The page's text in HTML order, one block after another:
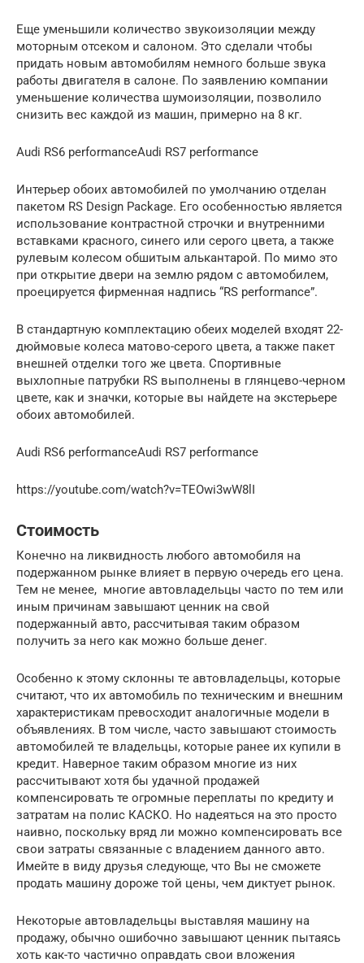
Еще уменьшили количество звукоизоляции между
моторным отсеком и салоном. Это сделали чтобы
придать новым автомобилям немного больше звука
работы двигателя в салоне. По заявлению компании
уменьшение количества шумоизоляции, позволило
снизить вес каждой из машин, примерно на 8 кг.
Audi RS6 performanceAudi RS7 performance
Интерьер обоих автомобилей по умолчанию отделан
пакетом RS Design Package. Его особенностью является
использование контрастной строчки и внутренними
вставками красного, синего или серого цвета, а также
рулевым колесом обшитым алькантарой. По мимо это
при открытие двери на землю рядом с автомобилем,
проецируется фирменная надпись “RS performance”.
В стандартную комплектацию обеих моделей входят 22-
дюймовые колеса матово-серого цвета, а также пакет
внешней отделки того же цвета. Спортивные
выхлопные патрубки RS выполнены в глянцево-черном
цвете, как и значки, которые вы найдете на экстерьере
обоих автомобилей.
Audi RS6 performanceAudi RS7 performance
https://youtube.com/watch?v=TEOwi3wW8lI
Стоимость
Конечно на ликвидность любого автомобиля на
подержанном рынке влияет в первую очередь его цена.
Тем не менее, многие автовладельцы часто по тем или
иным причинам завышают ценник на свой
подержанный авто, рассчитывая таким образом
получить за него как можно больше денег.
Особенно к этому склонны те автовладельцы, которые
считают, что их автомобиль по техническим и внешним
характеристикам превосходит аналогичные модели в
объявлениях. В том числе, часто завышают стоимость
автомобилей те владельцы, которые ранее их купили в
кредит. Наверное таким образом многие из них
рассчитывают хотя бы удачной продажей
компенсировать те огромные переплаты по кредиту и
затратам на полис КАСКО. Но надеяться на это просто
наивно, поскольку вряд ли можно компенсировать все
свои затраты связанные с владением данного авто.
Имейте в виду друзья следующе, что Вы не сможете
продать машину дороже той цены, чем диктует рынок.
Некоторые автовладельцы выставляя машину на
продажу, обычно ошибочно завышают ценник пытаясь
хоть как-то частично оправдать свои вложения